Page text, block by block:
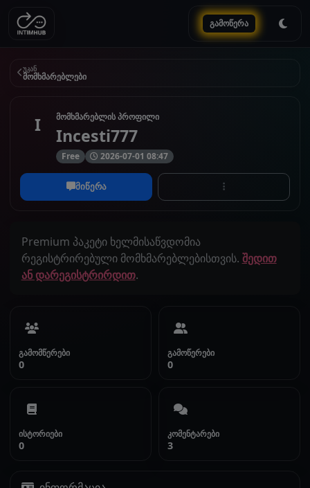
გამოწერა
უკან
მომხმარებლები
I მომხმარებლის პროფილი
Incesti777
Free 2026-07-01 08:47
მიწერა
Premium პაკეტი ხელმისაწვდომია
რეგისტრირებული მომხმარებლებისთვის. შედით
ან დარეგისტრირდით.
გამომწერები
0
გამოწერები
0
ისტორიები
0
კომენტარები
3